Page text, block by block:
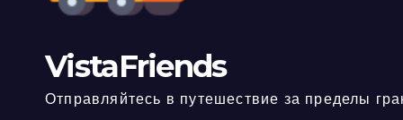
VistaFriends
Отправляйтесь в путешествие за пределы